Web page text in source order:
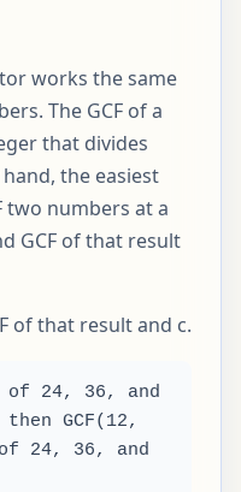
works the same
The GCF of a
that divides
the easiest
two numbers at a
GCF of that result
of that result and c.
of 24, 36, and
GCF(12,
24, 36, and